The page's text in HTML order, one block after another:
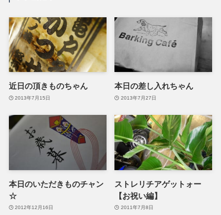
近日の頂きものちゃん
2013年7月15日
本日の差し入れちゃん
2013年7月27日
本日のいただきものチャン
☆
2012年12月16日
ストレリチアゲットォー
【お祝い編】
2011年7月8日